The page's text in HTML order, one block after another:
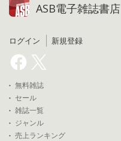
ASB電子雑誌書店
ログイン 新規登録
無料雑誌
セール
雑誌一覧
ジャンル
売上ランキング